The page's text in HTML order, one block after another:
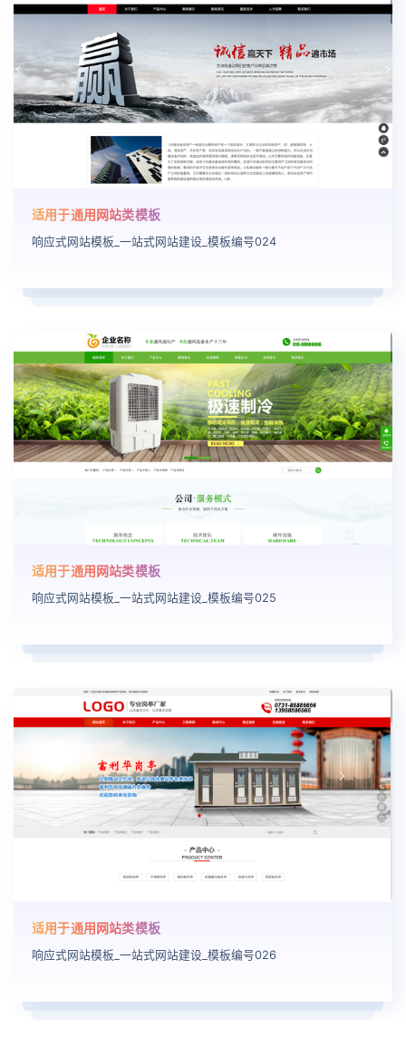
适用于通用网站类模板
响应式网站模板_一站式网站建设_模板编号024
适用于通用网站类模板
响应式网站模板_一站式网站建设_模板编号025
适用于通用网站类模板
响应式网站模板_一站式网站建设_模板编号026